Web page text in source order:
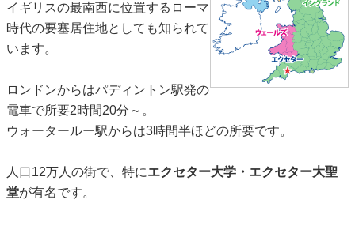
イギリスの最南西に位置するローマ
時代の要塞居住地としても知られて
います。
ロンドンからはパディントン駅発の
電車で所要2時間20分～。
ウォータールー駅からは3時間半ほどの所要です。
人口12万人の街で、特にエクセター大学・エクセター大聖
堂が有名です。